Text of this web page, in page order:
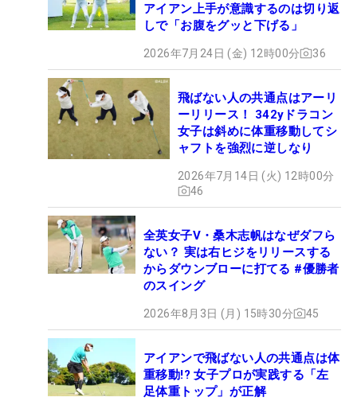
アイアン上手が意識するのは切り返
しで「お腹をグッと下げる」
2026年7月24日 (金) 12時00分 36
飛ばない人の共通点はアーリ
ーリリース！ 342yドラコン
女子は斜めに体重移動してシ
ャフトを強烈に逆しなり
2026年7月14日 (火) 12時00分
46
全英女子V・桑木志帆はなぜダフら
ない？ 実は右ヒジをリリースする
からダウンブローに打てる #優勝者
のスイング
2026年8月3日 (月) 15時30分 45
アイアンで飛ばない人の共通点は体
重移動!? 女子プロが実践する「左
足体重トップ」が正解